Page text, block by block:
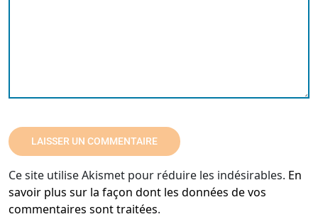
Ce site utilise Akismet pour réduire les indésirables. En
savoir plus sur la façon dont les données de vos
commentaires sont traitées.